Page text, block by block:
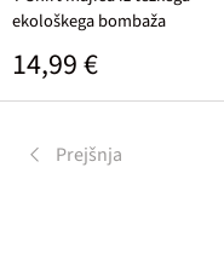
ekološkega bombaža
Običajna cena
14,99 €
Prejšnja